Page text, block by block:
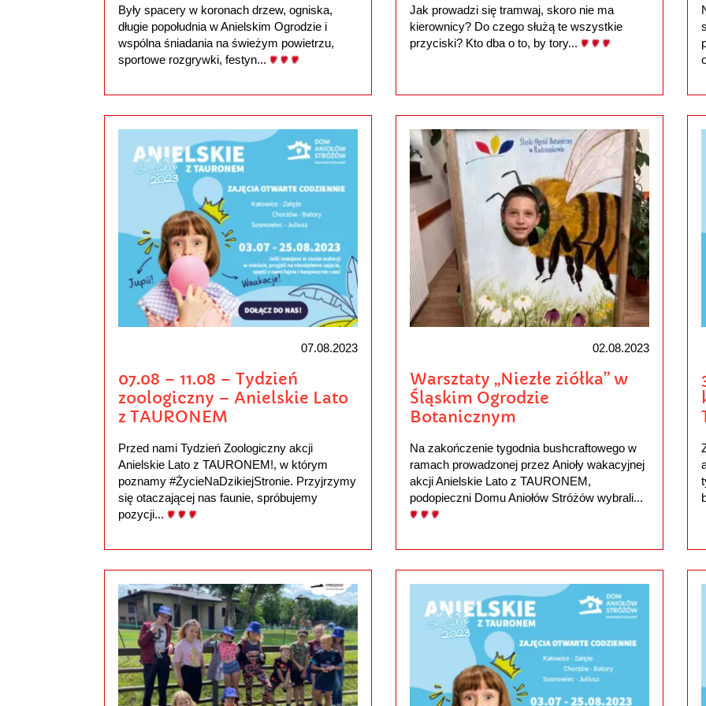
Były spacery w koronach drzew, ogniska,
długie popołudnia w Anielskim Ogrodzie i
wspólna śniadania na świeżym powietrzu,
sportowe rozgrywki, festyn...
Jak prowadzi się tramwaj, skoro nie ma
kierownicy? Do czego służą te wszystkie
przyciski? Kto dba o to, by tory...
07.08.2023
07.08 – 11.08 – Tydzień
zoologiczny – Anielskie Lato
z TAURONEM
Przed nami Tydzień Zoologiczny akcji
Anielskie Lato z TAURONEM!, w którym
poznamy #ŻycieNaDzikiejStronie. Przyjrzymy
się otaczającej nas faunie, spróbujemy
pozycji...
02.08.2023
Warsztaty „Niezłe ziółka” w
Śląskim Ogrodzie
Botanicznym
Na zakończenie tygodnia bushcraftowego w
ramach prowadzonej przez Anioły wakacyjnej
akcji Anielskie Lato z TAURONEM,
podopieczni Domu Aniołów Stróżów wybrali...